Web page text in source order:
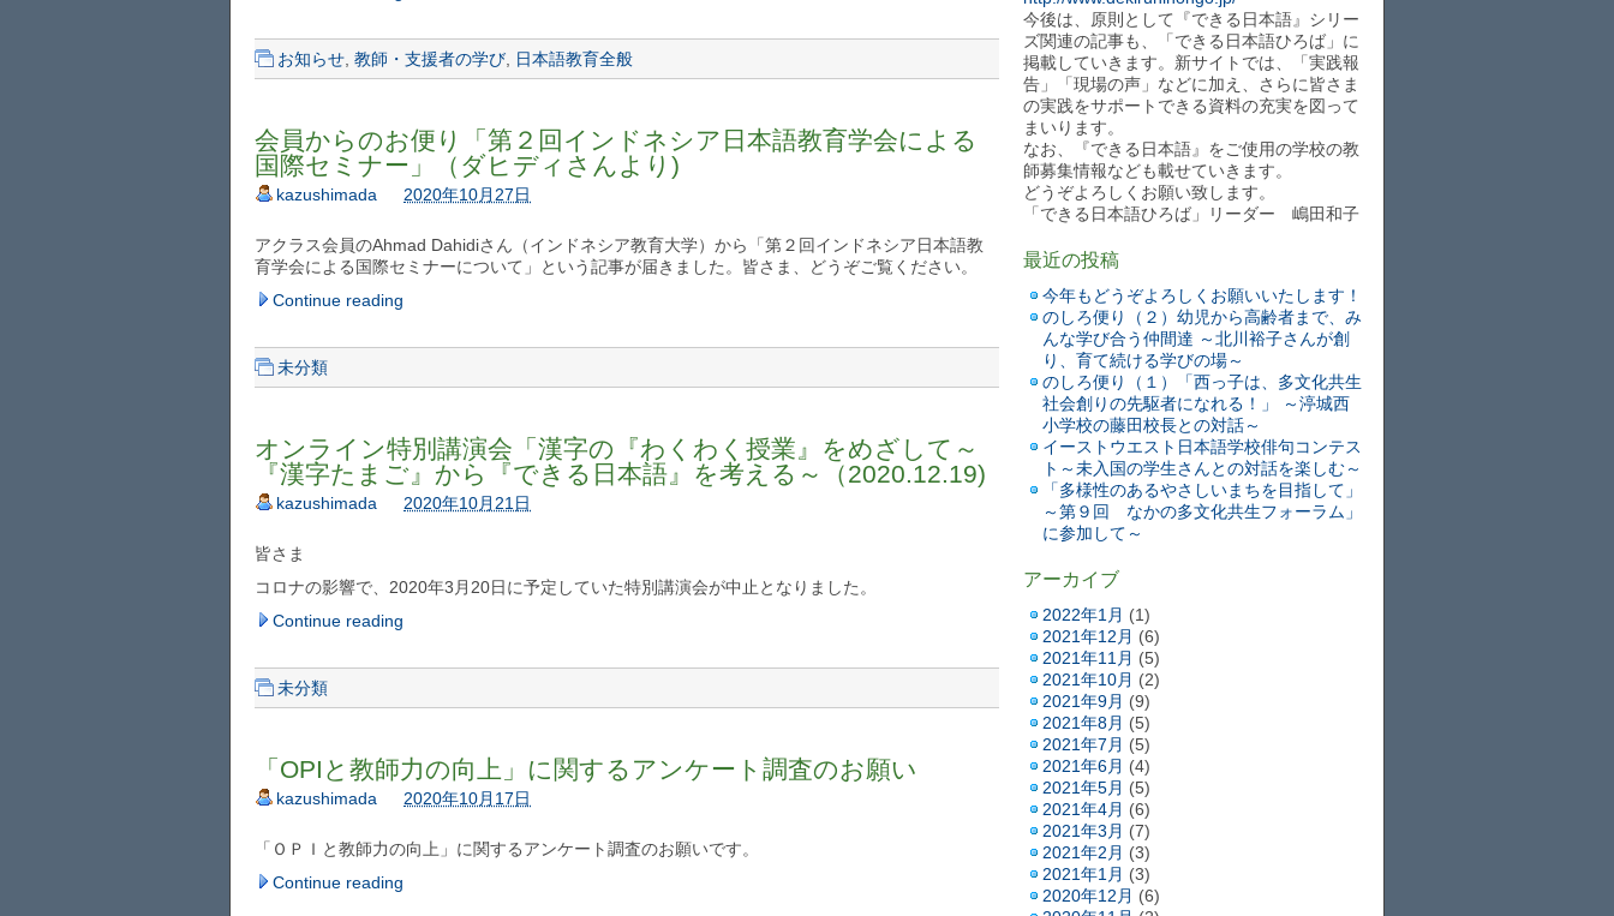
お知らせ 教師・支援者の学び 日本語教育全般
会員からのお便り「第２回インドネシア日本語教育学会による
国際セミナー」（ダヒディさんより)
kazushimada 2020年10月27日
アクラス会員のAhmad Dahidiさん（インドネシア教育大学）から「第２回インドネシア日本語教
育学会による国際セミナーについて」という記事が届きました。皆さま、どうぞご覧ください。
Continue reading
未分類
オンライン特別講演会「漢字の『わくわく授業』をめざして～
『漢字たまご』から『できる日本語』を考える～（2020.12.19)
kazushimada 2020年10月21日
皆さま
コロナの影響で、2020年3月20日に予定していた特別講演会が中止となりました。
Continue reading
未分類
「OPIと教師力の向上」に関するアンケート調査のお願い
kazushimada 2020年10月17日
「ＯＰＩと教師力の向上」に関するアンケート調査のお願いです。
Continue reading
今後は、原則として『できる日本語』シリー
ズ関連の記事も、「できる日本語ひろば」に
掲載していきます。新サイトでは、「実践報
告」「現場の声」などに加え、さらに皆さま
の実践をサポートできる資料の充実を図って
まいります。
なお、『できる日本語』をご使用の学校の教
師募集情報なども載せていきます。
どうぞよろしくお願い致します。
「できる日本語ひろば」リーダー 嶋田和子
最近の投稿
今年もどうぞよろしくお願いいたします！
のしろ便り（２）幼児から高齢者まで、み
んな学び合う仲間達 ～北川裕子さんが創
り、育て続ける学びの場～
のしろ便り（１）「西っ子は、多文化共生
社会創りの先駆者になれる！」 ～渟城西
小学校の藤田校長との対話～
イーストウエスト日本語学校俳句コンテス
ト～未入国の学生さんとの対話を楽しむ～
「多様性のあるやさしいまちを目指して」
～第９回 なかの多文化共生フォーラム」
に参加して～
アーカイブ
2022年1月 (1)
2021年12月 (6)
2021年11月 (5)
2021年10月 (2)
2021年9月 (9)
2021年8月 (5)
2021年7月 (5)
2021年6月 (4)
2021年5月 (5)
2021年4月 (6)
2021年3月 (7)
2021年2月 (3)
2021年1月 (3)
2020年12月 (6)